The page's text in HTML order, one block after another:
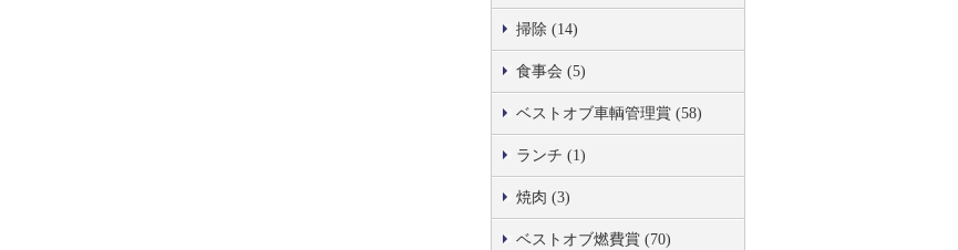
掃除 (14)
食事会 (5)
ベストオブ車輌管理賞 (58)
ランチ (1)
焼肉 (3)
ベストオブ燃費賞 (70)